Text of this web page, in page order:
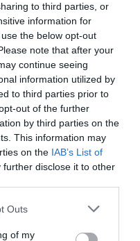
to third parties, or
information for
the below opt-out
note that after your
continue seeing
information utilized by
to third parties prior to
out of the further
by third parties on the
This information may
on the IAB’s List of
further disclose it to other
one or more Google
You may click to
Outs
of my
ο
της Τζάκρη για